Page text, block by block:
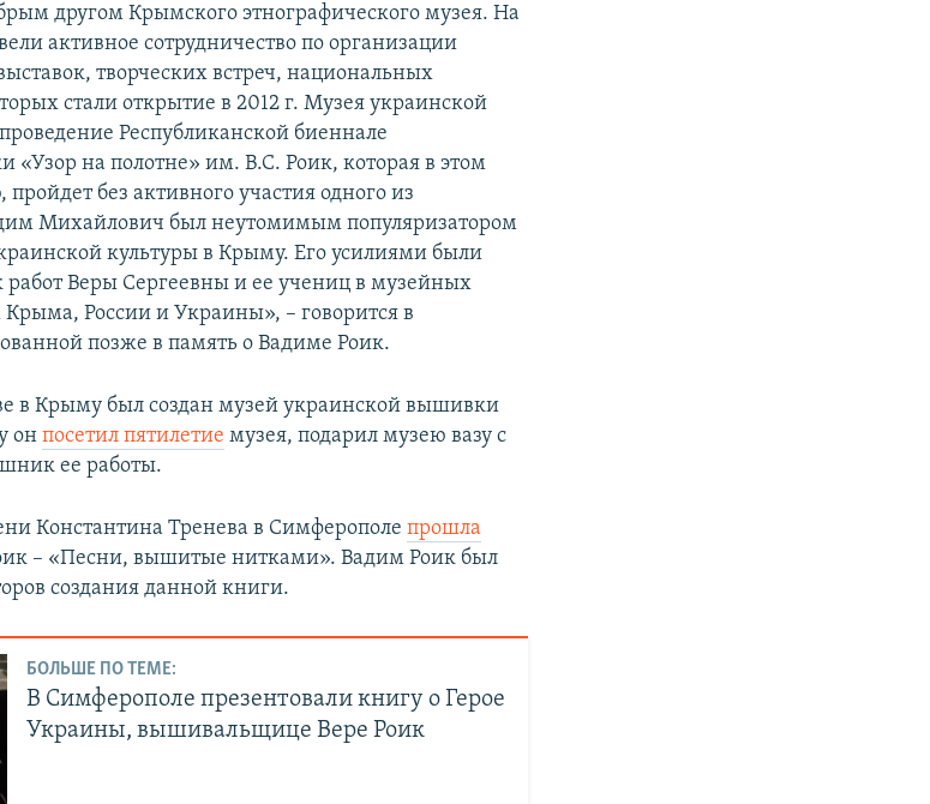
другом Крымского этнографического музея. На
активное сотрудничество по организации
творческих встреч, национальных
стали открытие в 2012 г. Музея украинской
Республиканской биеннале
«Узор на полотне» им. В.С. Роик, которая в этом
без активного участия одного из
Михайлович был неутомимым популяризатором
культуры в Крыму. Его усилиями были
работ Веры Сергеевны и ее учениц в музейных
России и Украины», – говорится в
позже в память о Вадиме Роик.
в Крыму был создан музей украинской вышивки
онпосетил пятилетие музея, подарил музею вазу с
ее работы.
Константина Тренева в Симферополепрошла
–​ «Песни, вышитые нитками»​. Вадим Роик был
создания данной книги.
БОЛЬШЕ ПО ТЕМЕ:
В Симферополе презентовали книгу о Герое
Украины, вышивальщице Вере Роик